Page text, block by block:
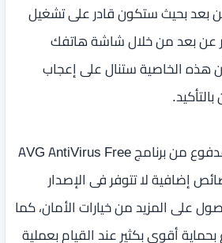
بعد بحيث ستكون قادر على تشغيل
عن بعد من خلال شاشة هاتفك
هذه الخاصية ستنال على إعجاب
أما بالنسبة للإصدار المدفوع من برنامج AVG AntiVirus Free
إضافية لا تتوفر فى الإصدار
على المزيد من خيارات الأمان، كما
أقوى بكثير عند القيام بعملية